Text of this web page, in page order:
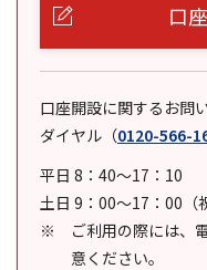
口
口座開設に関するお問
ダイヤル （0120-566-
平日 8：40～17：10
土日 9：00～17：00（
ご利用の際には、
意ください。